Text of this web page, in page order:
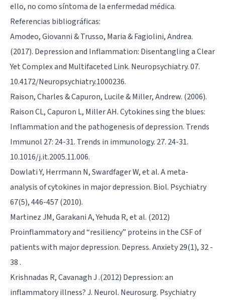
ello, no como síntoma de la enfermedad médica.
Referencias bibliográficas:
Amodeo, Giovanni & Trusso, Maria & Fagiolini, Andrea.
(2017). Depression and Inflammation: Disentangling a Clear
Yet Complex and Multifaceted Link. Neuropsychiatry. 07.
10.4172/Neuropsychiatry.1000236.
Raison, Charles & Capuron, Lucile & Miller, Andrew. (2006).
Raison CL, Capuron L, Miller AH. Cytokines sing the blues:
Inflammation and the pathogenesis of depression. Trends
Immunol 27: 24-31. Trends in immunology. 27. 24-31.
10.1016/j.it.2005.11.006.
Dowlati Y, Herrmann N, Swardfager W, et al. A meta-
analysis of cytokines in major depression. Biol. Psychiatry
67(5), 446-457 (2010).
Martinez JM, Garakani A, Yehuda R, et al. (2012)
Proinflammatory and “resiliency” proteins in the CSF of
patients with major depression. Depress. Anxiety 29(1), 32 -
38 .
Krishnadas R, Cavanagh J .(2012) Depression: an
inflammatory illness? J. Neurol. Neurosurg. Psychiatry